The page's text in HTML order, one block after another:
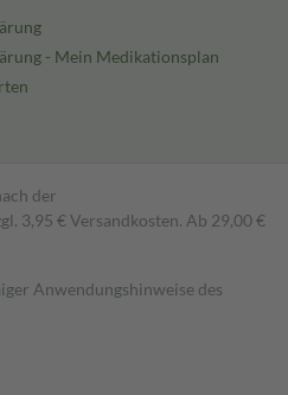
- Mein Medikationsplan
der
3,95 € Versandkosten. Ab 29,00 €
Anwendungshinweise des